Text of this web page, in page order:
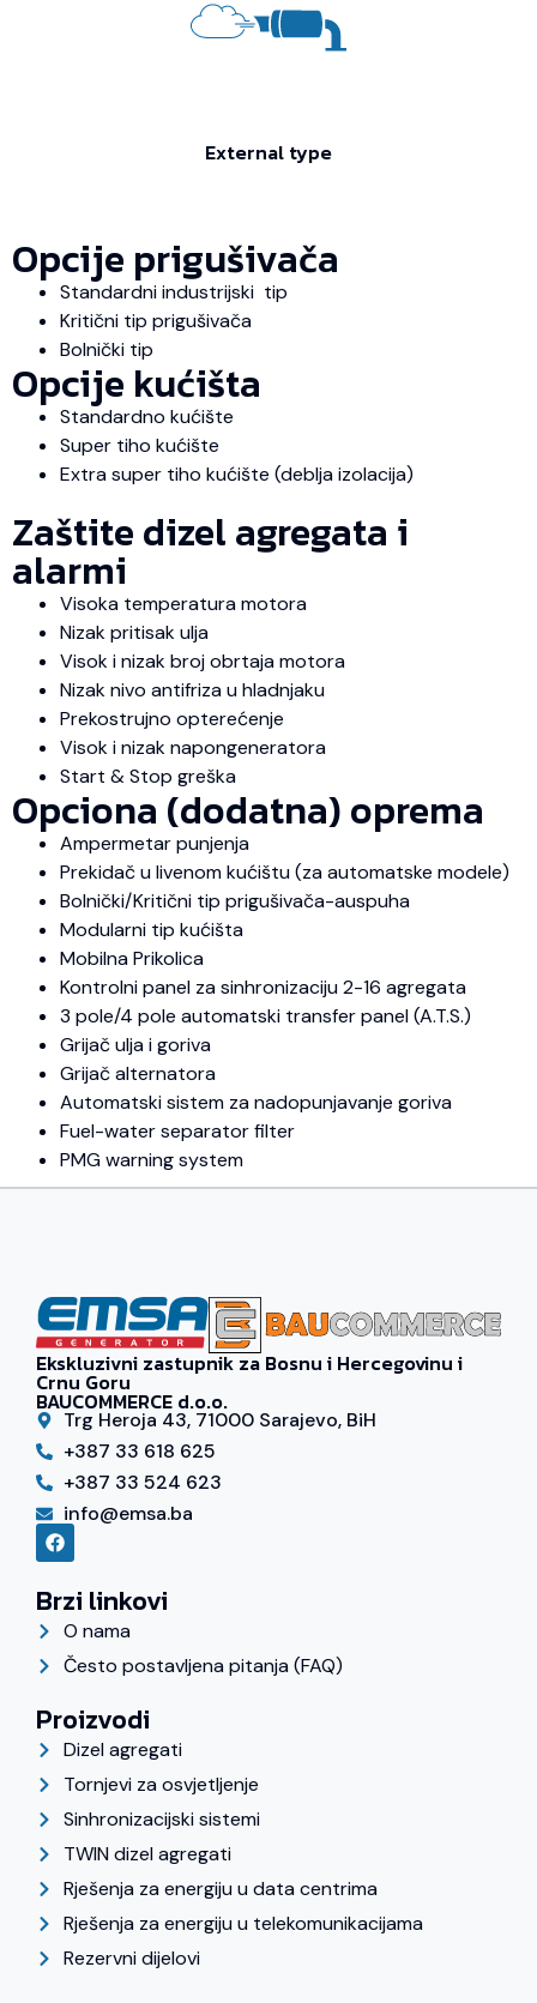
External type
Opcije prigušivača
Standardni industrijski tip
Kritični tip prigušivača
Bolnički tip
Opcije kućišta
Standardno kućište
Super tiho kućište
Extra super tiho kućište (deblja izolacija)
Zaštite dizel agregata i
alarmi
Visoka temperatura motora
Nizak pritisak ulja
Visok i nizak broj obrtaja motora
Nizak nivo antifriza u hladnjaku
Prekostrujno opterećenje
Visok i nizak napongeneratora
Start & Stop greška
Opciona (dodatna) oprema
Ampermetar punjenja
Prekidač u livenom kućištu (za automatske modele)
Bolnički/Kritični tip prigušivača-auspuha
Modularni tip kućišta
Mobilna Prikolica
Kontrolni panel za sinhronizaciju 2-16 agregata
3 pole/4 pole automatski transfer panel (A.T.S.)
Grijač ulja i goriva
Grijač alternatora
Automatski sistem za nadopunjavanje goriva
Fuel-water separator filter
PMG warning system
Ekskluzivni zastupnik za Bosnu i Hercegovinu i
Crnu Goru
BAUCOMMERCE d.o.o.
Trg Heroja 43, 71000 Sarajevo, BiH
+387 33 618 625
+387 33 524 623
info@emsa.ba
Brzi linkovi
O nama
Često postavljena pitanja (FAQ)
Proizvodi
Dizel agregati
Tornjevi za osvjetljenje
Sinhronizacijski sistemi
TWIN dizel agregati
Rješenja za energiju u data centrima
Rješenja za energiju u telekomunikacijama
Rezervni dijelovi